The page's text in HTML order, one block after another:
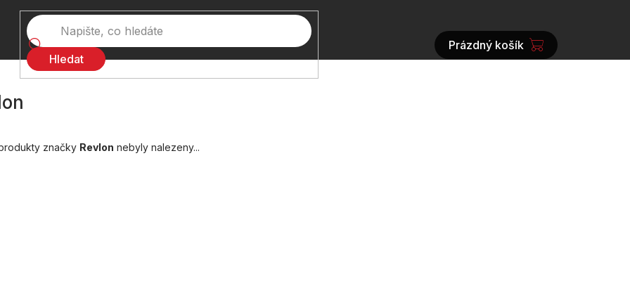
Hledat
NÁKUPNÍ
Prázdný košík
značky Revlon nebyly nalezeny...